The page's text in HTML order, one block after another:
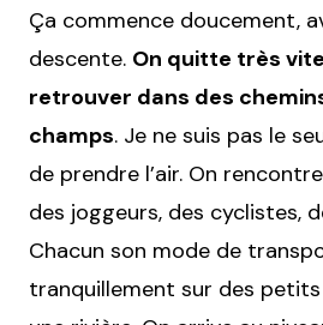
Ça commence doucement,
descente. On quitte très
retrouver dans des
champs. Je ne suis pas le
de prendre l’air. On
des joggeurs, des cyclistes,
Chacun son mode de
tranquillement sur des